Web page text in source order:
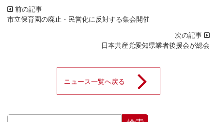
市立保育園の廃止・民営化に反対する集会開催
日本共産党愛知県業者後援会が総会
ニュース一覧へ戻る